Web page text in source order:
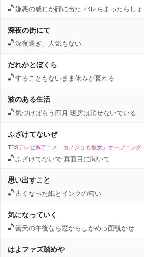
嫌悪の感じが顔に出た バレちまったらし
深夜の街にて
深夜過ぎ、人気もない
だれかとぼくら
することもないまま休みが暮れる
波のある生活
気づけばもう四月 暖房は消せないでいる
ふざけてないぜ
TBSテレビ系アニメ「カノジョも彼女」オープニング
ふざけてないで 真面目に聞いて
思い出すこと
古くなった紙とインクの匂い
気になっていく
曇天の午後なら窓からしかめっ面覗かせ
はよファズ踏め